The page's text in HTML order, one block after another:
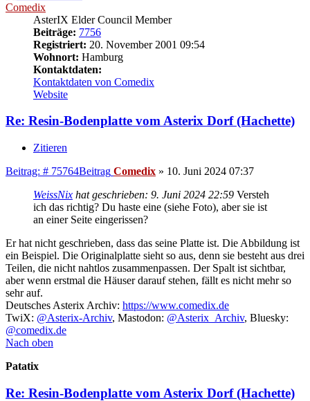
Comedix
AsterIX Elder Council Member
Beiträge: 7756
Registriert: 20. November 2001 09:54
Wohnort: Hamburg
Kontaktdaten:
Kontaktdaten von Comedix
Website
Re: Resin-Bodenplatte vom Asterix Dorf (Hachette)
Zitieren
Beitrag: # 75764Beitrag Comedix » 10. Juni 2024 07:37
WeissNix hat geschrieben: 9. Juni 2024 22:59 Versteh
ich das richtig? Du haste eine (siehe Foto), aber sie ist
an einer Seite eingerissen?
Er hat nicht geschrieben, dass das seine Platte ist. Die Abbildung ist
ein Beispiel. Die Originalplatte sieht so aus, denn sie besteht aus drei
Teilen, die nicht nahtlos zusammenpassen. Der Spalt ist sichtbar,
aber wenn erstmal die Häuser darauf stehen, fällt es nicht mehr so
sehr auf.
Deutsches Asterix Archiv: https://www.comedix.de
TwiX: @Asterix-Archiv, Mastodon: @Asterix_Archiv, Bluesky:
@comedix.de
Nach oben
Patatix
Re: Resin-Bodenplatte vom Asterix Dorf (Hachette)